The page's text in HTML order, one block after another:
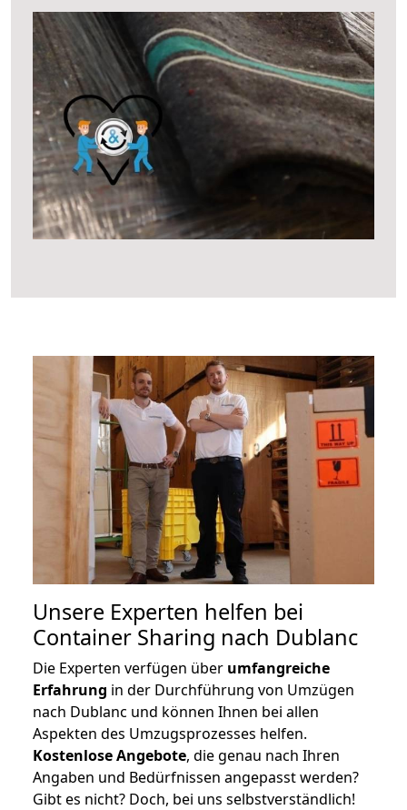
Unsere Experten helfen bei
Container Sharing nach Dublanc
Die Experten verfügen über umfangreiche
Erfahrung in der Durchführung von Umzügen
nach Dublanc und können Ihnen bei allen
Aspekten des Umzugsprozesses helfen.
Kostenlose Angebote, die genau nach Ihren
Angaben und Bedürfnissen angepasst werden?
Gibt es nicht? Doch, bei uns selbstverständlich!